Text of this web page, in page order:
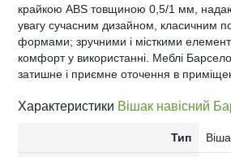
крайкою ABS товщиною 0,5/1 мм,
увагу сучасним дизайном, класичним
формами; зручними і місткими
комфорт у використанні. Меблі
затишне і приємне оточення в
Характеристики Вішак навісний
Тип